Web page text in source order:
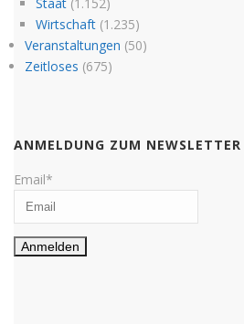
Wirtschaft(1.235)
Veranstaltungen (50)
Zeitloses (675)
ANMELDUNG ZUM NEWSLETTER
Email*